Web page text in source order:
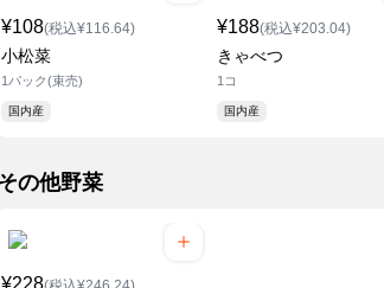
¥108(税込¥116.64)
小松菜
1パック(束売)
国内産
¥188(税込¥203.04)
きゃべつ
1コ
国内産
その他野菜